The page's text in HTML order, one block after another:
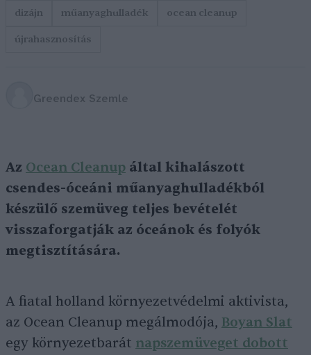
dizájn műanyaghulladék
ocean cleanup
újrahasznosítás
Greendex Szemle
Az Ocean Cleanup által kihalászott
csendes-óceáni műanyaghulladékból
készülő szemüveg teljes bevételét
visszaforgatják az óceánok és folyók
megtisztítására.
A fiatal holland környezetvédelmi aktivista,
az Ocean Cleanup megálmodója, Boyan Slat
egy környezetbarát napszemüveget dobott